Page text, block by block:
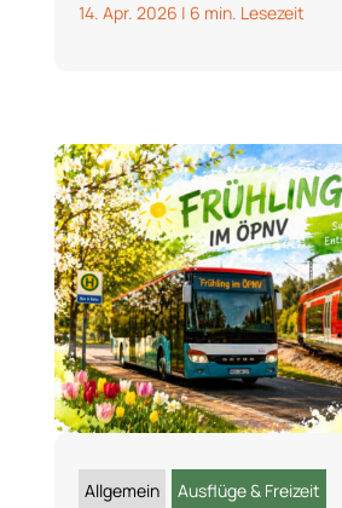
14. Apr. 2026 | 6 min. Lesezeit
Allgemein Ausflüge & Freizeit